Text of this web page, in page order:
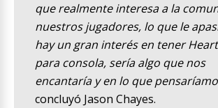
que realmente interesa a la
nuestros jugadores, lo que le
hay un gran interés en tener
para consola, sería algo que nos
encantaría y en lo que
concluyó Jason Chayes.